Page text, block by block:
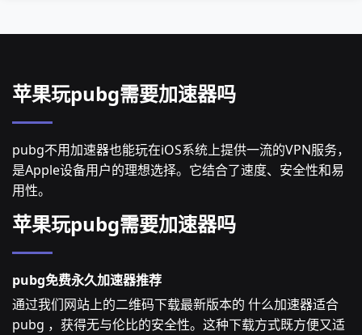
苹果玩pubg需要加速器吗
pubg不用加速器也能玩在iOS系统上提供一流的VPN服务，
是Apple设备用户的理想选择。它结合了速度、安全性和易
用性。
苹果玩pubg需要加速器吗
pubg免费永久加速器推荐
通过我们网站上的二维码下载最新版本的 什么加速器适合
pubg ，获得无与伦比的安全性。这种下载方式既方便又适